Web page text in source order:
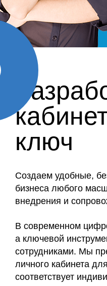
ключ
Создаем удобные,
бизнеса любого
внедрения и
В современном
а ключевой
сотрудниками. Мы
личного кабинета
соответствует